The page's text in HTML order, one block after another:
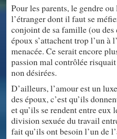
Pour les parents, le gendre
l’étranger dont il faut se
conjoint de sa famille (ou
époux s’attachent trop l’un à
menacée. Ce serait encore
passion mal contrôlée
non désirées.
D’ailleurs, l’amour est un
des époux, c’est qu’ils
et qu’ils se rendent entre eux
division sexuée du travail
fait qu’ils ont besoin l’un de